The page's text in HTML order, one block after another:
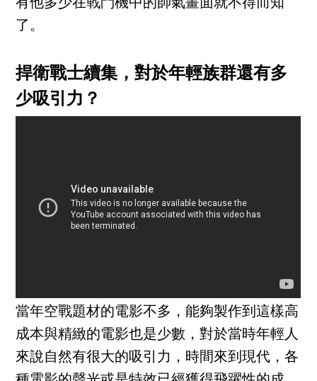
有他多少在戰鬥機中的帥氣畫面就不得而知
了。
捍衛戰士續集，對於年輕族群還有多
少吸引力？
當年空戰題材的電影不多，能夠製作到這樣高
成本與精緻的電影也是少數，對於當時年輕人
來說自然有很大的吸引力，時間來到現代，各